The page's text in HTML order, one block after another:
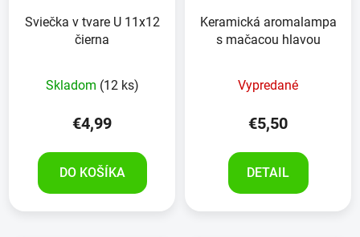
Sviečka v tvare U 11x12
čierna
Skladom (12 ks)
€4,99
DO KOŠÍKA
Keramická aromalampa
s mačacou hlavou
Vypredané
€5,50
DETAIL